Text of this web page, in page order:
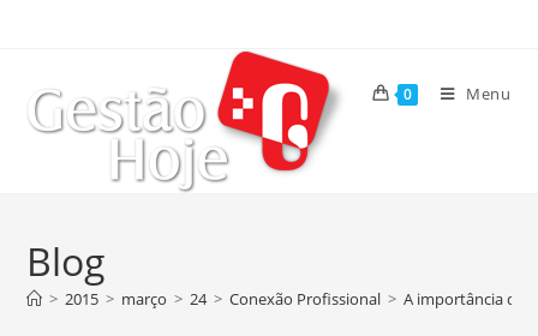
0 Menu
Blog
> 2015 > março > 24 > Conexão Profissional > A importância da